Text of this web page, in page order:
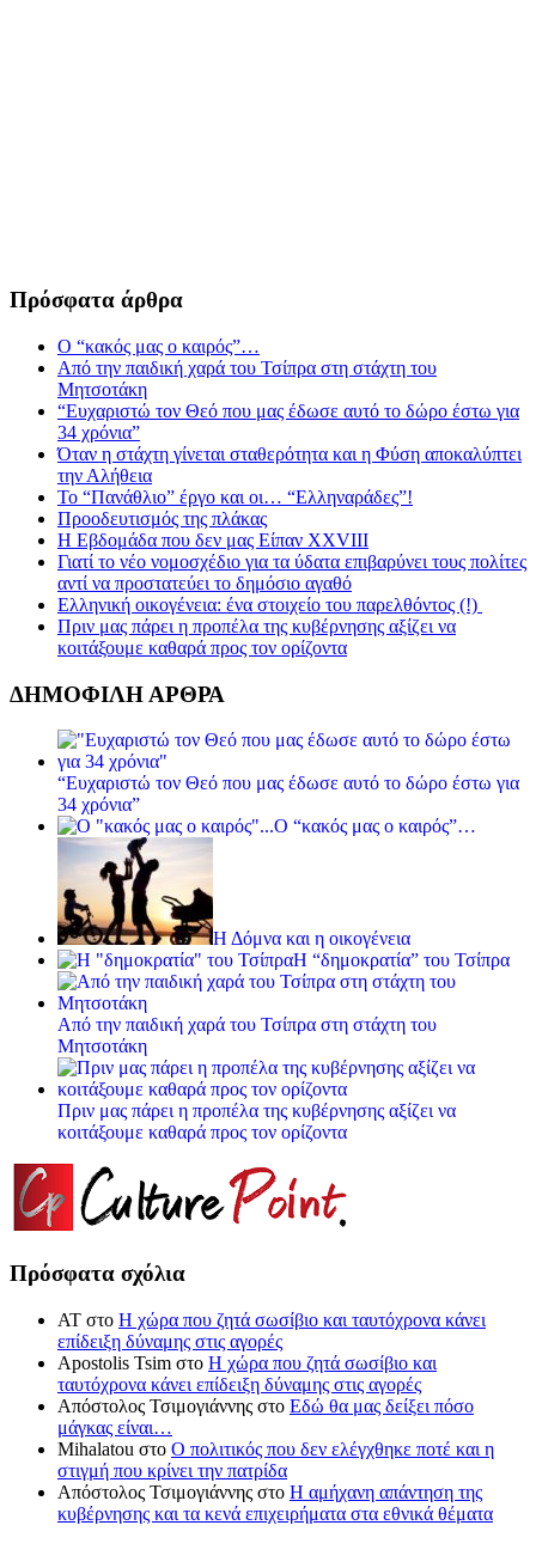
Πρόσφατα άρθρα
Ο “κακός μας ο καιρός”…
Από την παιδική χαρά του Τσίπρα στη στάχτη του
Μητσοτάκη
“Ευχαριστώ τον Θεό που μας έδωσε αυτό το δώρο έστω για
34 χρόνια”
Όταν η στάχτη γίνεται σταθερότητα και η Φύση αποκαλύπτει
την Αλήθεια
Το “Πανάθλιο” έργο και οι… “Ελληναράδες”!
Προοδευτισμός της πλάκας
Η Εβδομάδα που δεν μας Είπαν XXVIII
Γιατί το νέο νομοσχέδιο για τα ύδατα επιβαρύνει τους πολίτες
αντί να προστατεύει το δημόσιο αγαθό
Ελληνική οικογένεια: ένα στοιχείο του παρελθόντος (!)
Πριν μας πάρει η προπέλα της κυβέρνησης αξίζει να
κοιτάξουμε καθαρά προς τον ορίζοντα
ΔΗΜΟΦΙΛΗ ΑΡΘΡΑ
“Ευχαριστώ τον Θεό που μας έδωσε αυτό το δώρο έστω για
34 χρόνια”
Ο “κακός μας ο καιρός”…
Η Δόμνα και η οικογένεια
Η “δημοκρατία” του Τσίπρα
Από την παιδική χαρά του Τσίπρα στη στάχτη του
Μητσοτάκη
Πριν μας πάρει η προπέλα της κυβέρνησης αξίζει να
κοιτάξουμε καθαρά προς τον ορίζοντα
Πρόσφατα σχόλια
ΑΤ στο Η χώρα που ζητά σωσίβιο και ταυτόχρονα κάνει
επίδειξη δύναμης στις αγορές
Apostolis Tsim στο Η χώρα που ζητά σωσίβιο και
ταυτόχρονα κάνει επίδειξη δύναμης στις αγορές
Απόστολος Τσιμογιάννης στο Εδώ θα μας δείξει πόσο
μάγκας είναι…
Mihalatou στο Ο πολιτικός που δεν ελέγχθηκε ποτέ και η
στιγμή που κρίνει την πατρίδα
Απόστολος Τσιμογιάννης στο Η αμήχανη απάντηση της
κυβέρνησης και τα κενά επιχειρήματα στα εθνικά θέματα